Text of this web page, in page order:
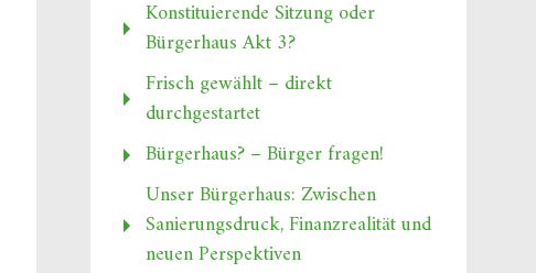
Konstituierende Sitzung oder
Bürgerhaus Akt 3?
Frisch gewählt – direkt
durchgestartet
Bürgerhaus? – Bürger fragen!
Unser Bürgerhaus: Zwischen
Sanierungsdruck, Finanzrealität und
neuen Perspektiven